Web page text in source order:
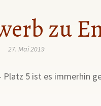
zu
27. Mai 2019
5 ist es immerhin